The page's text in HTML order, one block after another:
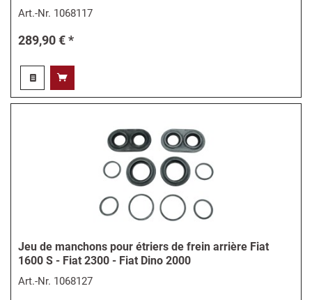
Art.-Nr. 1068117
289,90 € *
Jeu de manchons pour étriers de frein arrière Fiat
1600 S - Fiat 2300 - Fiat Dino 2000
Art.-Nr. 1068127